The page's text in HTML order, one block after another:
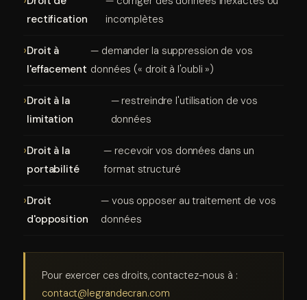
rectification
incomplètes
Droit à
l'effacement
— demander la suppression de vos
données (« droit à l'oubli »)
Droit à la
limitation
— restreindre l'utilisation de vos
données
Droit à la
portabilité
— recevoir vos données dans un
format structuré
Droit
d'opposition
— vous opposer au traitement de vos
données
Pour exercer ces droits, contactez-nous à :
contact@legrandecran.com